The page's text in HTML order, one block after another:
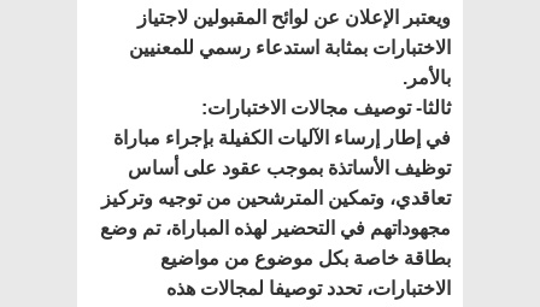
ويعتبر الإعلان عن لوائح المقبولين لاجتياز
الاختبارات بمثابة استدعاء رسمي للمعنيين
بالأمر.
ثالثا- توصيف مجالات الاختبارات:
في إطار إرساء الآليات الكفيلة بإجراء مباراة
توظيف الأساتذة بموجب عقود على أساس
تعاقدي، وتمكين المترشحين من توجيه وتركيز
مجهوداتهم في التحضير لهذه المباراة، تم وضع
بطاقة خاصة بكل موضوع من مواضيع
الاختبارات، تحدد توصيفا لمجالات هذه